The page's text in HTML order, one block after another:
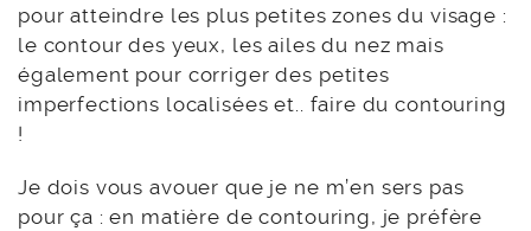
pour atteindre les plus petites zones du visage :
le contour des yeux, les ailes du nez mais
également pour corriger des petites
imperfections localisées et.. faire du contouring
!
Je dois vous avouer que je ne m’en sers pas
pour ça : en matière de contouring, je préfère